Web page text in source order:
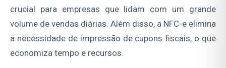
crucial para empresas que lidam com um grande
volume de vendas diárias. Além disso, a NFC-e elimina
a necessidade de impressão de cupons fiscais, o que
economiza tempo e recursos.